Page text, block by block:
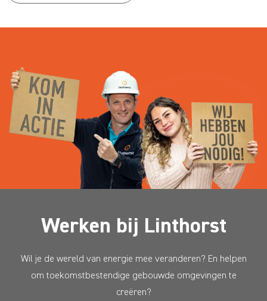
Werken bij Linthorst
Wil je de wereld van energie mee veranderen? En helpen
om toekomstbestendige gebouwde omgevingen te
creëren?